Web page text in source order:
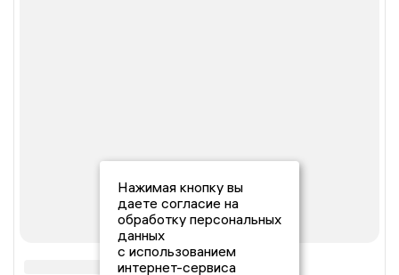
Нажимая кнопку вы
даете согласие на
обработку персональных
данных
с использованием
интернет-сервиса